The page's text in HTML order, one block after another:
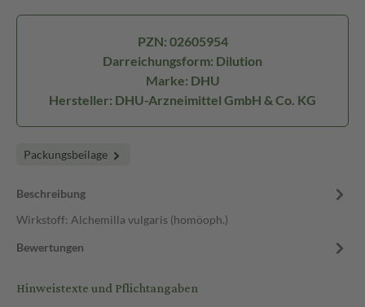
PZN: 02605954
Darreichungsform: Dilution
Marke: DHU
Hersteller: DHU-Arzneimittel GmbH & Co. KG
Packungsbeilage
Beschreibung
Wirkstoff: Alchemilla vulgaris (homöoph.)
Bewertungen
Hinweistexte und Pflichtangaben